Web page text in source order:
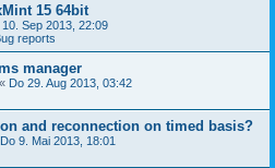
15 64bit
10. Sep 2013, 22:09
reports
manager
« Do 29. Aug 2013, 03:42
and reconnection on timed basis?
Do 9. Mai 2013, 18:01